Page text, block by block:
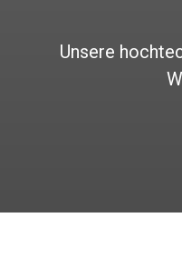
Unsere